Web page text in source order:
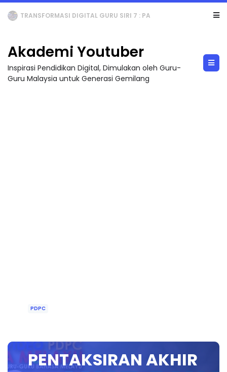
MAJLIS ANUGERAH FFK (FESTIVAL LENSA PENDIDIKAN - FLeP) 2026
Akademi Youtuber
Inspirasi Pendidikan Digital, Dimulakan oleh Guru-
Guru Malaysia untuk Generasi Gemilang
PDPC
PERSEDIAAN
PENTAKSIRAN AKHIR